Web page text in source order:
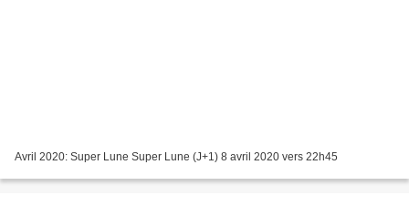
Avril 2020: Super Lune Super Lune (J+1) 8 avril 2020 vers 22h45